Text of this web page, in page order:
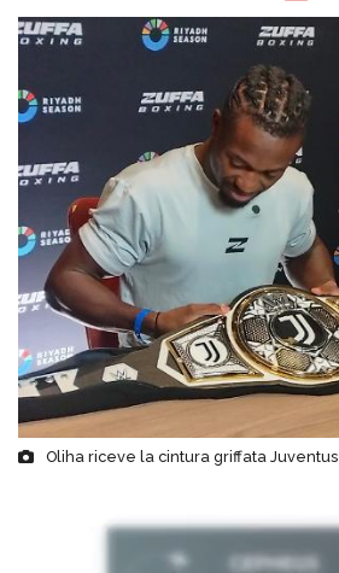
Oliha riceve la cintura griffata Juventus